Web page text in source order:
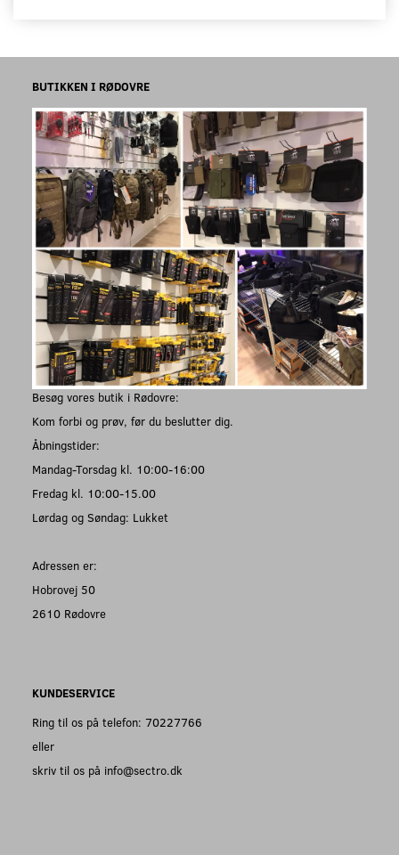
BUTIKKEN I RØDOVRE
Besøg vores butik i Rødovre:
Kom forbi og prøv, før du beslutter dig.
Åbningstider:
Mandag-Torsdag kl. 10:00-16:00
Fredag kl. 10:00-15.00
Lørdag og Søndag: Lukket
Adressen er:
Hobrovej 50
2610 Rødovre
KUNDESERVICE
Ring til os på telefon: 70227766
eller
skriv til os på info@sectro.dk